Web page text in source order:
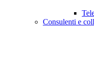
Consulenti e